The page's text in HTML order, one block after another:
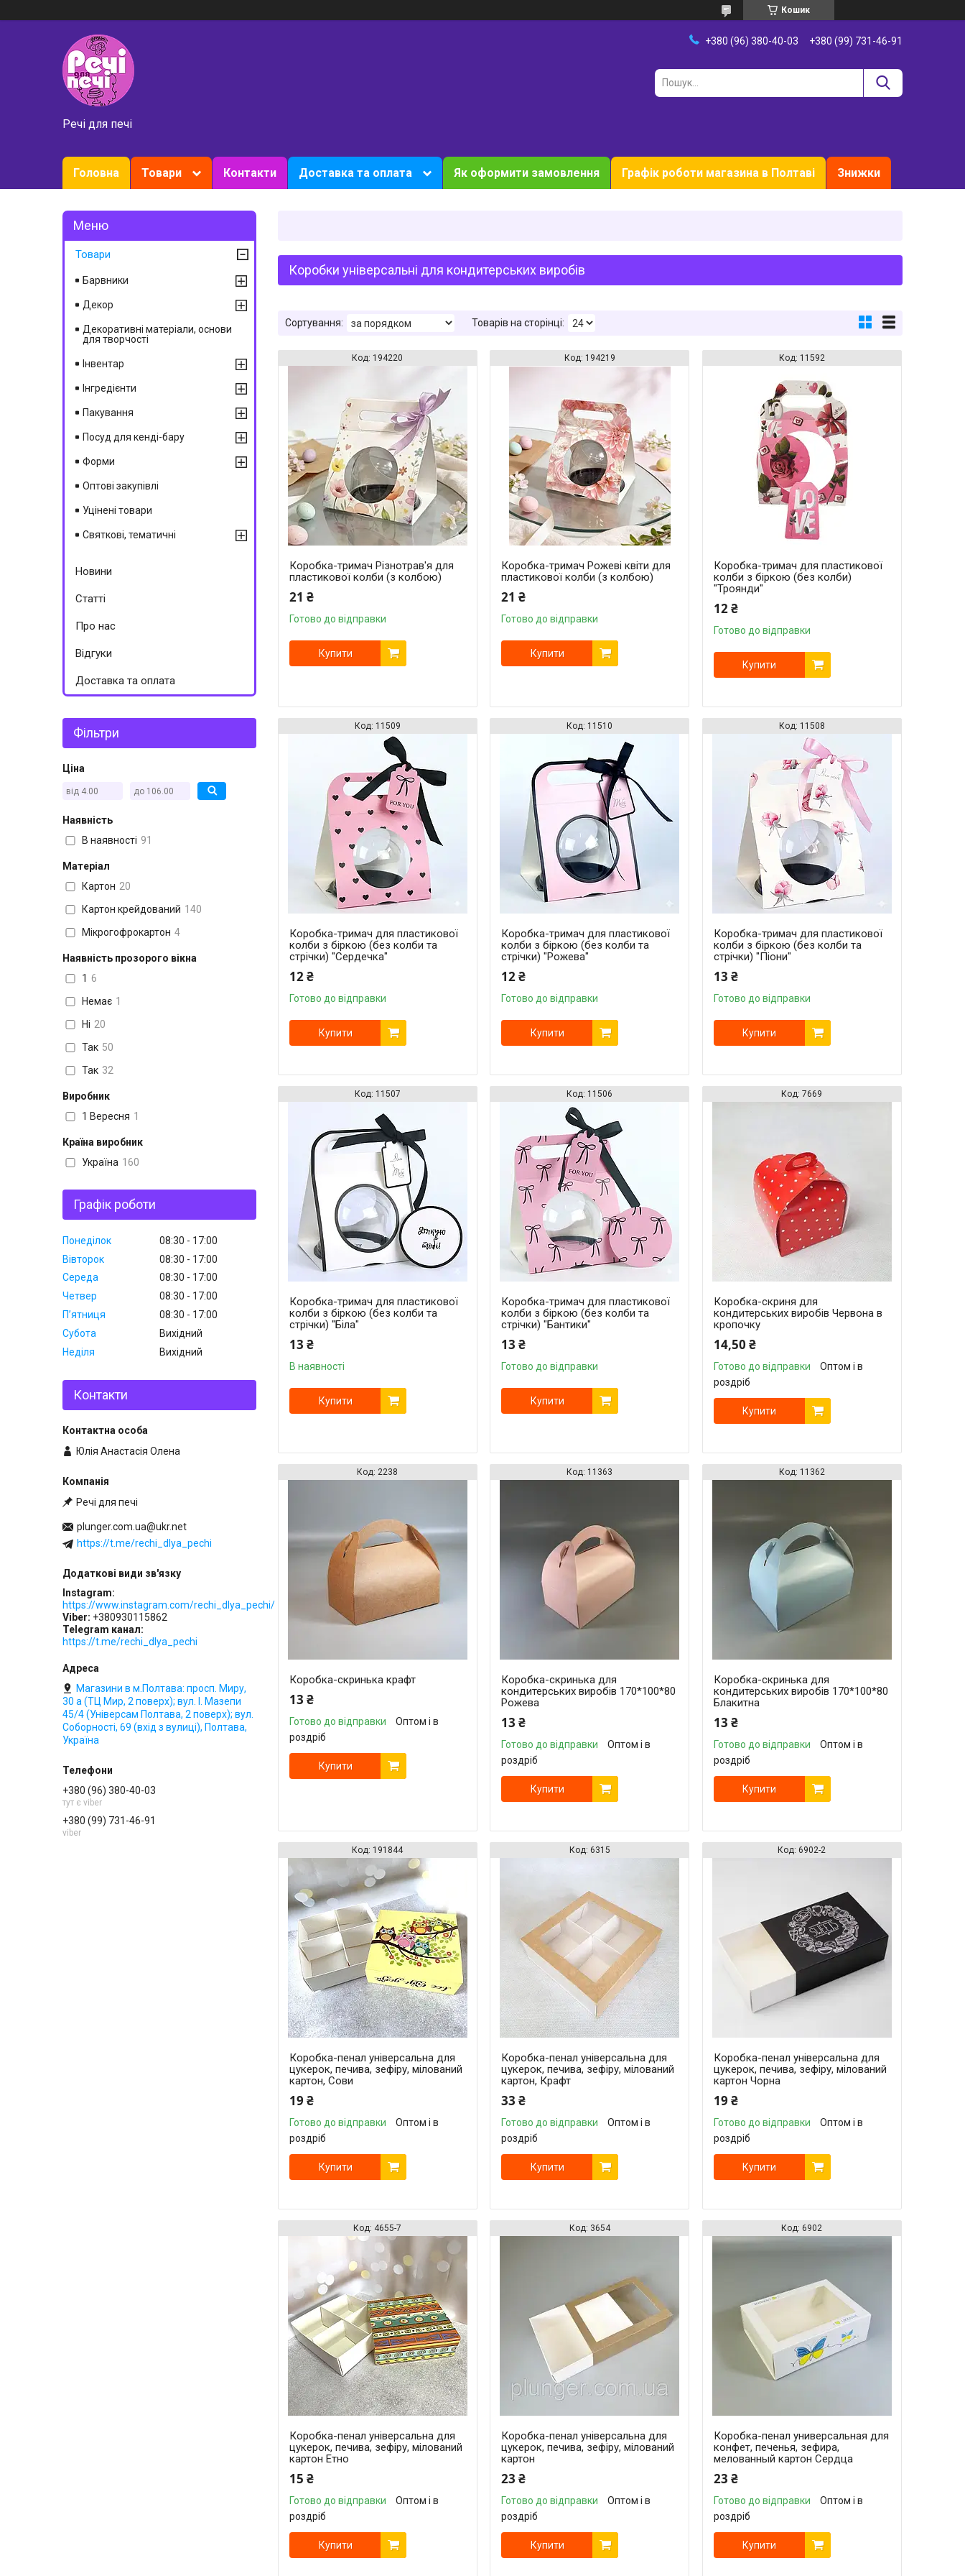
Кошик
Речі для печі
+380 (96) 380-40-03 +380 (99) 731-46-91
Головна Товари Контакти Доставка та оплата Як оформити замовлення Графік роботи магазина в Полтаві Знижки
Коробки універсальні для кондитерських виробів
194220
Коробка-тримач Різнотрав'я для
пластикової колби (з колбою)
21 ₴
Готово до відправки
Купити
194219
Коробка-тримач Рожеві квіти для
пластикової колби (з колбою)
21 ₴
Готово до відправки
Купити
11592
Коробка-тримач для пластикової
колби з біркою (без колби)
"Троянди"
12 ₴
Готово до відправки
Купити
11509
Коробка-тримач для пластикової
колби з біркою (без колби та
стрічки) "Сердечка"
12 ₴
Готово до відправки
Купити
11510
Коробка-тримач для пластикової
колби з біркою (без колби та
стрічки) "Рожева"
12 ₴
Готово до відправки
Купити
11508
Коробка-тримач для пластикової
колби з біркою (без колби та
стрічки) "Піони"
13 ₴
Готово до відправки
Купити
11507
Коробка-тримач для пластикової
колби з біркою (без колби та
стрічки) "Біла"
13 ₴
В наявності
Купити
11506
Коробка-тримач для пластикової
колби з біркою (без колби та
стрічки) "Бантики"
13 ₴
Готово до відправки
Купити
7669
Коробка-скриня для
кондитерських виробів Червона в
кропочку
14,50 ₴
Готово до відправки
Оптом і в
роздріб
Купити
2238
Коробка-скринька крафт
13 ₴
Готово до відправки
Оптом і в
роздріб
Купити
11363
Коробка-скринька для
кондитерських виробів 170*100*80
Рожева
13 ₴
Готово до відправки
Оптом і в
роздріб
Купити
11362
Коробка-скринька для
кондитерських виробів 170*100*80
Блакитна
13 ₴
Готово до відправки
Оптом і в
роздріб
Купити
191844
Коробка-пенал універсальна для
цукерок, печива, зефіру, мілований
картон, Сови
19 ₴
Готово до відправки
Оптом і в
роздріб
Купити
6315
Коробка-пенал універсальна для
цукерок, печива, зефіру, мілований
картон, Крафт
33 ₴
Готово до відправки
Оптом і в
роздріб
Купити
6902-2
Коробка-пенал універсальна для
цукерок, печива, зефіру, мілований
картон Чорна
19 ₴
Готово до відправки
Оптом і в
роздріб
Купити
4655-7
Коробка-пенал універсальна для
цукерок, печива, зефіру, мілований
картон Етно
15 ₴
Готово до відправки
Оптом і в
роздріб
Купити
3654
Коробка-пенал універсальна для
цукерок, печива, зефіру, мілований
картон
23 ₴
Готово до відправки
Оптом і в
роздріб
Купити
6902
Коробка-пенал универсальная для
конфет, печенья, зефира,
мелованный картон Сердца
23 ₴
Готово до відправки
Оптом і в
роздріб
Купити
Товари
Барвники
Декор
Декоративні матеріали, основи
для творчості
Інвентар
Інгредієнти
Пакування
Посуд для кенді-бару
Форми
Оптові закупівлі
Уцінені товари
Святкові, тематичні
Новини
Статті
Про нас
Відгуки
Доставка та оплата
Фільтри
Ціна
Наявність
В наявності 91
Матеріал
Картон 20
Картон крейдований 140
Мікрогофрокартон 4
Наявність прозорого вікна
1 6
Немає 1
Ні 20
Так 50
Так 32
Виробник
1 Вересня 1
Країна виробник
Україна 160
Графік роботи
Понеділок 08:30
17:00
Вівторок
08:30
17:00
Середа
08:30
17:00
Четвер
08:30
17:00
Пʼятниця
08:30
17:00
Субота
Вихідний
Неділя
Вихідний
Контакти
Юлія Анастасія Олена
Речі для печі
plunger.com.ua@ukr.net
https://t.me/rechi_dlya_pechi
Instagram
https://www.instagram.com/rechi_dlya_pechi/
Viber +380930115862
Telegram канал
https://t.me/rechi_dlya_pechi
Магазини в м.Полтава: просп. Миру,
30 а (ТЦ Мир, 2 поверх); вул. І. Мазепи
45/4 (Універсам Полтава, 2 поверх); вул.
Соборності, 69 (вхід з вулиці), Полтава,
Україна
+380 (96) 380-40-03
тут є viber
+380 (99) 731-46-91
viber